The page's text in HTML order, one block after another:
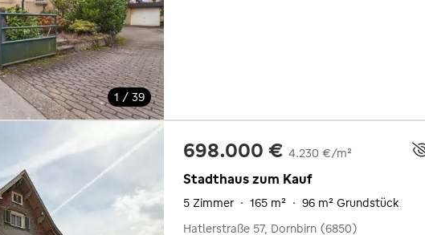
1 / 39
698.000 € 4.230 €/m²
Stadthaus zum Kauf
5 Zimmer · 165 m² · 96 m² Grundstück
Hatlerstraße 57, Dornbirn (6850)